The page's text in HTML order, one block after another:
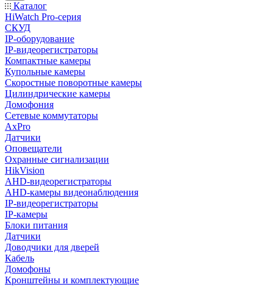
Каталог
HiWatch Pro-серия
CКУД
IP-оборудование
IP-видеорегистраторы
Компактные камеры
Купольные камеры
Скоростные поворотные камеры
Цилиндрические камеры
Домофония
Сетевые коммутаторы
AxPro
Датчики
Оповещатели
Охранные сигнализации
HikVision
AHD-видеорегистраторы
AHD-камеры видеонаблюдения
IP-видеорегистраторы
IP-камеры
Блоки питания
Датчики
Доводчики для дверей
Кабель
Домофоны
Кронштейны и комплектующие